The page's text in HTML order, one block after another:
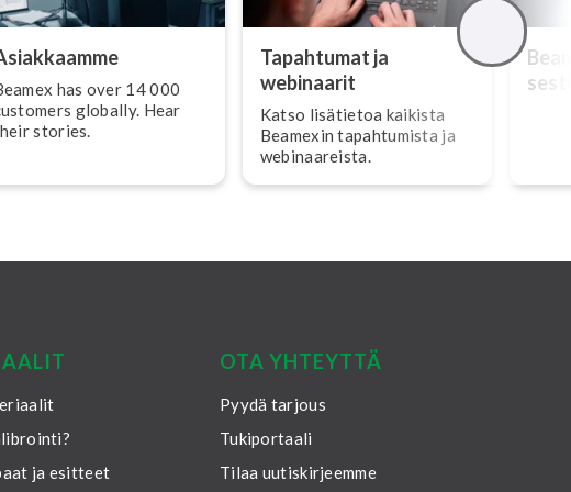
has over 14 000
globally. Hear
stories.
Tapahtumat ja
webinaarit
Katso lisätietoa kaikista
Beamexin ta­pah­tu­mis­ta ja
we­bi­naa­reis­ta.
ses­ti
ja esitteet
OTA YHTEYTTÄ
Pyydä tarjous
Tukiportaali
Tilaa uutiskirjeemme